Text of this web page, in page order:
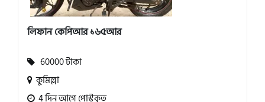
লিফান কেপিআর ১৬৫আর
60000 টাকা
কুমিল্লা
4 দিন আগে পোস্টকৃত